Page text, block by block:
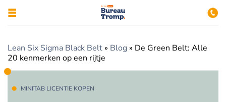
Lean Six Sigma Black Belt » Blog » De Green Belt: Alle
20 kenmerken op een rijtje
MINITAB LICENTIE KOPEN